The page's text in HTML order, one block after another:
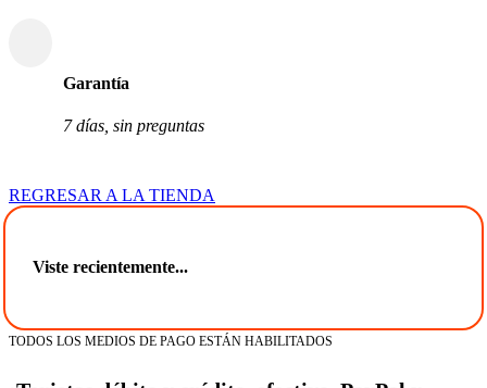
Garantía
7 días, sin preguntas
REGRESAR A LA TIENDA
Viste recientemente...
TODOS LOS MEDIOS DE PAGO ESTÁN HABILITADOS